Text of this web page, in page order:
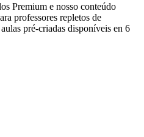
Premium e nosso conteúdo
professores repletos de
pré-criadas disponíveis en 6